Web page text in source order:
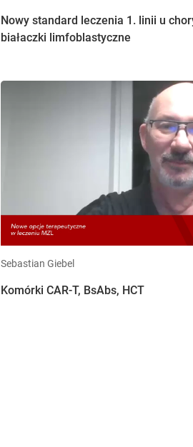
Nowy standard leczenia 1. linii u
białaczki limfoblastyczne
Sebastian Giebel
Komórki CAR-T, BsAbs, HCT